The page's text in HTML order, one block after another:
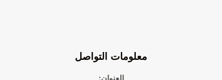
معلومات التواصل